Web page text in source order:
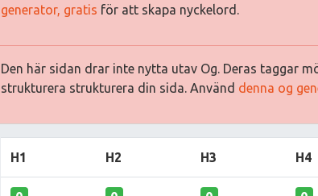
generator, gratis för att skapa nyckelord.
Den här sidan drar inte nytta utav Og. Deras taggar
strukturera strukturera din sida. Använd denna og
H1 H2 H3 H4